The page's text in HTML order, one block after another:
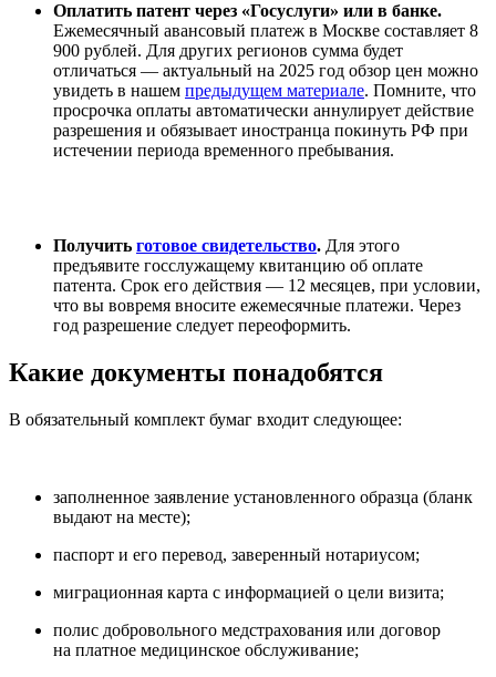
Оплатить патент через «Госуслуги» или в банке.
Ежемесячный авансовый платеж в Москве составляет 8
900 рублей. Для других регионов сумма будет
отличаться — актуальный на 2025 год обзор цен можно
увидеть в нашем предыдущем материале. Помните, что
просрочка оплаты автоматически аннулирует действие
разрешения и обязывает иностранца покинуть РФ при
истечении периода временного пребывания.
Получить готовое свидетельство. Для этого
предъявите госслужащему квитанцию об оплате
патента. Срок его действия — 12 месяцев, при условии,
что вы вовремя вносите ежемесячные платежи. Через
год разрешение следует переоформить.
Какие документы понадобятся
В обязательный комплект бумаг входит следующее:
заполненное заявление установленного образца (бланк
выдают на месте);
паспорт и его перевод, заверенный нотариусом;
миграционная карта с информацией о цели визита;
полис добровольного медстрахования или договор
на платное медицинское обслуживание;